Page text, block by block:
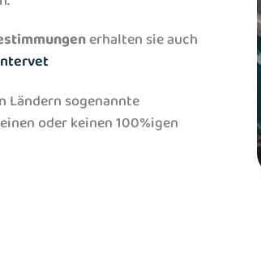
erhalten sie auch
Ländern sogenannte
oder keinen 100%igen